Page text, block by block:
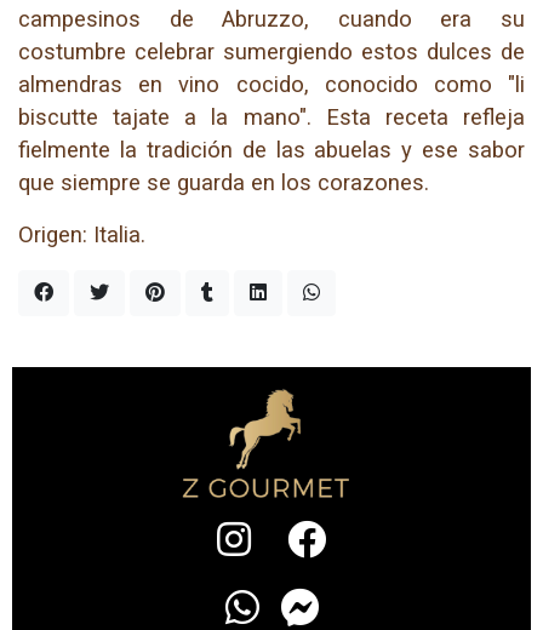
campesinos de Abruzzo, cuando era su
costumbre celebrar sumergiendo estos dulces de
almendras en vino cocido, conocido como "li
biscutte tajate a la mano". Esta receta refleja
fielmente la tradición de las abuelas y ese sabor
que siempre se guarda en los corazones.
Origen: Italia.